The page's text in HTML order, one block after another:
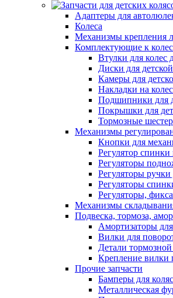
Адаптеры для
Колеса
Механизмы крепления
Комплектующие к
Втулки для колес
Диски для
Камеры для
Накладки на
Подшипники для
Покрышки для
Тормозные
Механизмы
Кнопки для
Регулятор
Регуляторы
Регуляторы ручки
Регуляторы
Регуляторы,
Механизмы
Подвеска, тормоза,
Амортизаторы
Вилки для
Детали
Крепление вилки
Прочие запчасти
Бамперы для
Металлическая